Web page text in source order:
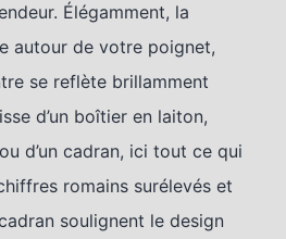
Élégamment, la
autour de votre poignet,
se reflète brillamment
d’un boîtier en laiton,
d’un cadran, ici tout ce qui
romains surélevés et
soulignent le design